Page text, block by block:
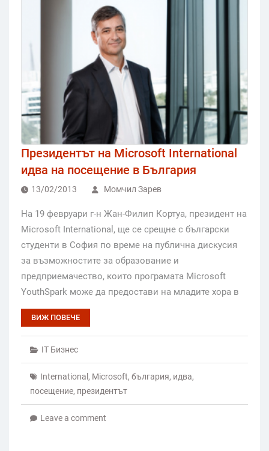
Президентът на Microsoft International
идва на посещение в България
13/02/2013 Момчил Зарев
На 19 февруари г-н Жан-Филип Кортуа, президент на
Microsoft International, ще се срещне с български
студенти в София по време на публична дискусия
за възможностите за образование и
предприемачество, които програмата Microsoft
YouthSpark може да предостави на младите хора в
ВИЖ ПОВЕЧЕ
IT Бизнес
International , Microsoft, българия, идва,
посещение, президентът
Leave a comment